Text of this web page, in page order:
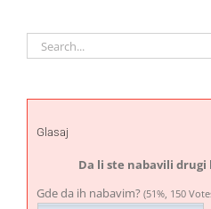
Search
for:
Glasaj
Da li ste nabavili drugi
Gde da ih nabavim? (51%, 150